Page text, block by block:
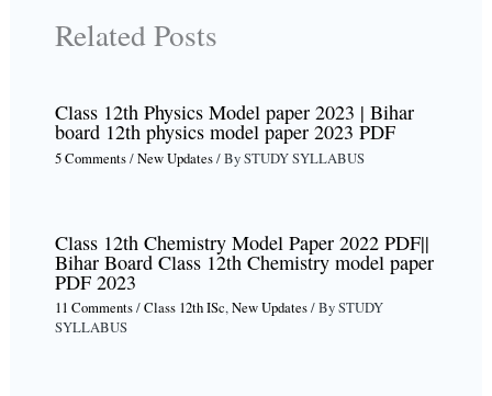
Related Posts
Class 12th Physics Model paper 2023 | Bihar
board 12th physics model paper 2023 PDF
5 Comments/New Updates/ BySTUDY SYLLABUS
Class 12th Chemistry Model Paper 2022 PDF||
Bihar Board Class 12th Chemistry model paper
PDF 2023
11 Comments/Class 12th ISc,New Updates/ BySTUDY
SYLLABUS